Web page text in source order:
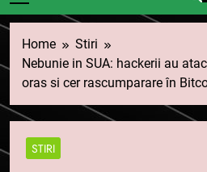
Home
Stiri
Nebunie in SUA: hackerii au
oras si cer rascumparare în
STIRI